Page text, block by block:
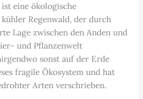
eine ökologische
Regenwald, der durch
Lage zwischen den Anden und
und Pflanzenwelt
sonst auf der Erde
fragile Ökosystem und hat
Arten verschrieben.